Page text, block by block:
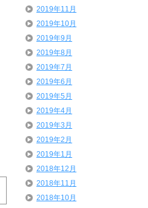
2019年11月
2019年10月
2019年9月
2019年8月
2019年7月
2019年6月
2019年5月
2019年4月
2019年3月
2019年2月
2019年1月
2018年12月
2018年11月
2018年10月